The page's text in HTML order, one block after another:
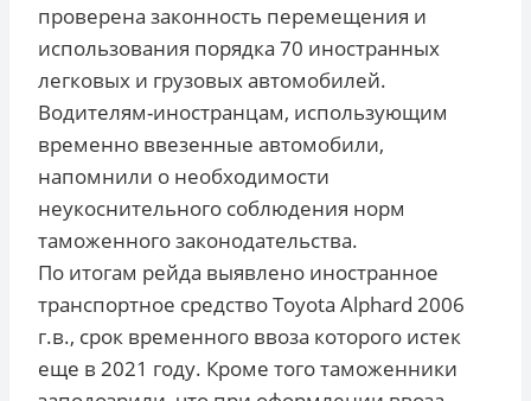
проверена законность перемещения и
использования порядка 70 иностранных
легковых и грузовых автомобилей.
Водителям-иностранцам, использующим
временно ввезенные автомобили,
напомнили о необходимости
неукоснительного соблюдения норм
таможенного законодательства.
По итогам рейда выявлено иностранное
транспортное средство Toyota Alphard 2006
г.в., срок временного ввоза которого истек
еще в 2021 году. Кроме того таможенники